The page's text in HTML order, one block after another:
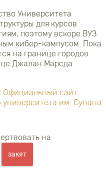
Университета
для курсов
поэтому вскоре ВУЗ
кибер-кампусом. Пока
на границе городов
Джалан Марсда
Официальный сайт
университета им. Сунана
на
закят